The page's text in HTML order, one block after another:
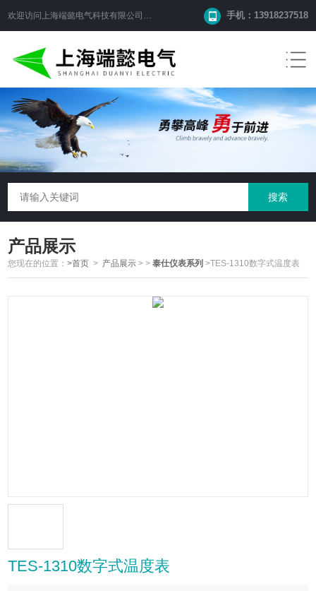
欢迎访问 上海端懿电气科技有限公司 网站！ 手机：13918237518
产品展示
您现在的位置：>首页 > 产品展示 >>泰仕仪表系列 >TES-1310数字式温度表
TES-1310数字式温度表